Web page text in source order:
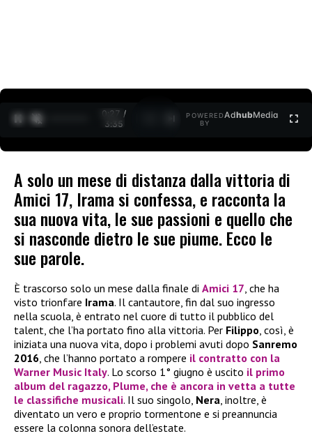
0:27 /
3:35
POWERED
BY
AdhubMedia
A solo un mese di distanza dalla vittoria di
Amici 17, Irama si confessa, e racconta la
sua nuova vita, le sue passioni e quello che
si nasconde dietro le sue piume. Ecco le
sue parole.
È trascorso solo un mese dalla finale di Amici 17, che ha
visto trionfare Irama. Il cantautore, fin dal suo ingresso
nella scuola, è entrato nel cuore di tutto il pubblico del
talent, che l’ha portato fino alla vittoria. Per Filippo, così, è
iniziata una nuova vita, dopo i problemi avuti dopo Sanremo
2016, che l’hanno portato a rompere il contratto con la
Warner Music Italy. Lo scorso 1° giugno è uscito il primo
album del ragazzo, Plume, che è ancora in vetta a tutte
le classifiche musicali. Il suo singolo, Nera, inoltre, è
diventato un vero e proprio tormentone e si preannuncia
essere la colonna sonora dell’estate.